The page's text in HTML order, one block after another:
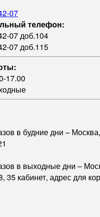
07
телефон:
07 доб.104
07 доб.115
17.00
в будние дни –
в выходные дни –
35 кабинет, адрес для